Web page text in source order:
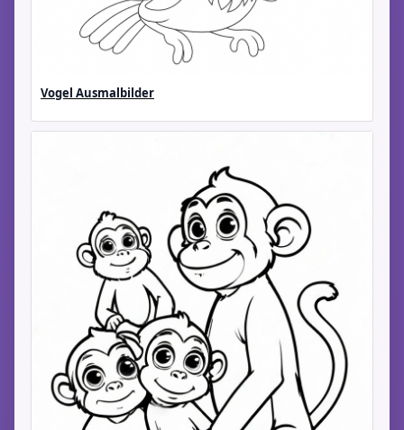
Vogel Ausmalbilder